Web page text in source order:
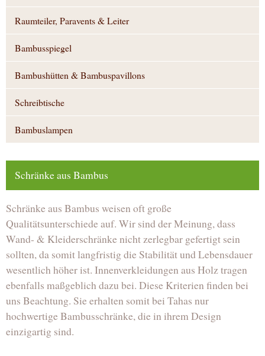
Raumteiler, Paravents & Leiter
Bambusspiegel
Bambushütten & Bambuspavillons
Schreibtische
Bambuslampen
Schränke aus Bambus
Schränke aus Bambus weisen oft große
Qualitätsunterschiede auf. Wir sind der Meinung, dass
Wand- & Kleiderschränke nicht zerlegbar gefertigt sein
sollten, da somit langfristig die Stabilität und Lebensdauer
wesentlich höher ist. Innenverkleidungen aus Holz tragen
ebenfalls maßgeblich dazu bei. Diese Kriterien finden bei
uns Beachtung. Sie erhalten somit bei Tahas nur
hochwertige Bambusschränke, die in ihrem Design
einzigartig sind.